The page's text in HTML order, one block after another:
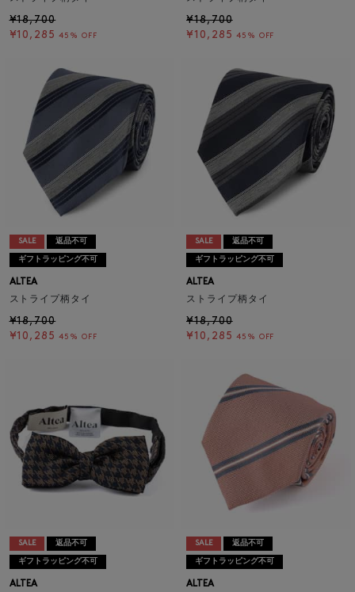
¥18,700
¥10,285 45% OFF
¥18,700
¥10,285 45% OFF
SALE 返品不可
ギフトラッピング不可
ALTEA
ストライプ柄タイ
¥18,700
¥10,285 45% OFF
SALE 返品不可
ギフトラッピング不可
ALTEA
ストライプ柄タイ
¥18,700
¥10,285 45% OFF
SALE 返品不可
ギフトラッピング不可
ALTEA
SALE 返品不可
ギフトラッピング不可
ALTEA